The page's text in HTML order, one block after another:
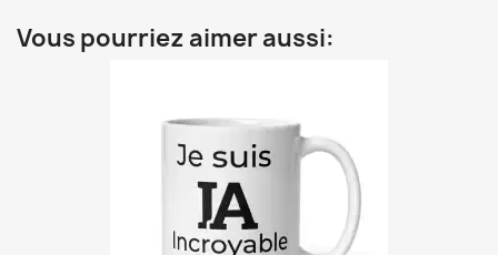
Vous pourriez aimer aussi: